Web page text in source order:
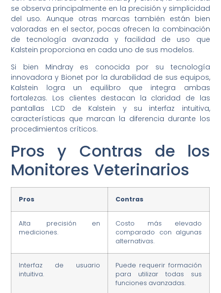
se observa principalmente en la precisión y simplicidad
del uso. Aunque otras marcas también están bien
valoradas en el sector, pocas ofrecen la combinación
de tecnología avanzada y facilidad de uso que
Kalstein proporciona en cada uno de sus modelos.
Si bien Mindray es conocida por su tecnología
innovadora y Bionet por la durabilidad de sus equipos,
Kalstein logra un equilibro que integra ambas
fortalezas. Los clientes destacan la claridad de las
pantallas LCD de Kalstein y su interfaz intuitiva,
características que marcan la diferencia durante los
procedimientos críticos.
Pros y Contras de los
Monitores Veterinarios
Pros Contras
Alta precisión en
mediciones.
Costo más elevado
comparado con algunas
alternativas.
Interfaz de usuario
intuitiva.
Puede requerir formación
para utilizar todas sus
funciones avanzadas.